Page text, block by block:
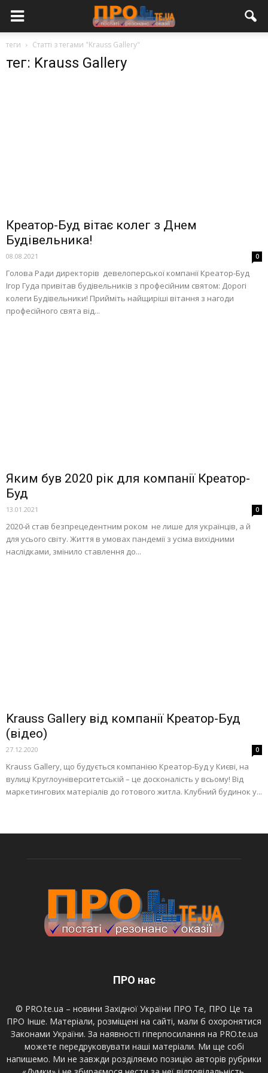
теги Статті з тегами "Krauss Gallery"
тег: Krauss Gallery
Креатор-Буд вітає колег з Днем
Будівельника!
08.08.2021 0
Голова Ради директорів девелоперської компанії Креатор-Буд
Ігор Гуда привітав будівельників з професійним святом: Дорогі
колеги Будівельники! Прийміть найщиріші вітання з нагоди
професійного свята від...
Яким був 2020 рік для компанії Креатор-
Буд
13.01.2021 0
2020-й став безпрецедентним роком не лише для українців, а й
для усього світу. Життя в умовах пандемії з усіма вихідними
наслідками, змінило ставлення до...
Krauss Gallery від компанії Креатор-Буд
(відео)
27.12.2020 0
Krauss Gallery, що будується компанією Креатор-Буд у Києві, на
вулиці Круглоуніверситетській – це досконалість у всьому! Від
маркетингових матеріалів до готового житла. Клубний будинок у...
ПРО нас
© PRO.te.ua – новини Західної України ПРО Те, ПРО Це та
ПРО Інше. Матеріали, розміщені на сайті, мали б охоронятися
Законами України. За наявності гіперпосилання на PRO.te.ua
можете передруковувати наші матеріали. Ми ще собі
напишемо. Ми не завжди розділяємо позицію авторів рубрики